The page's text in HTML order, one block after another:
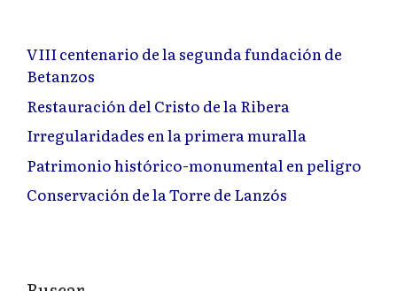
VIII centenario de la segunda fundación de
Betanzos
Restauración del Cristo de la Ribera
Irregularidades en la primera muralla
Patrimonio histórico-monumental en peligro
Conservación de la Torre de Lanzós